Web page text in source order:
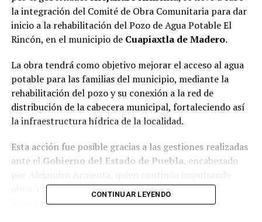
la integración del Comité de Obra Comunitaria para dar
inicio a la rehabilitación del Pozo de Agua Potable El
Rincón, en el municipio de Cuapiaxtla de Madero.
La obra tendrá como objetivo mejorar el acceso al agua
potable para las familias del municipio, mediante la
rehabilitación del pozo y su conexión a la red de
distribución de la cabecera municipal, fortaleciendo así
la infraestructura hídrica de la localidad.
Esta acción fue posible gracias a las gestiones realizadas
ante el Gobierno del Estado de Puebla, encabezado
obras comunitarias que atienden las necesidades
prioritarias de las y los poblanos.
CONTINUAR LEYENDO